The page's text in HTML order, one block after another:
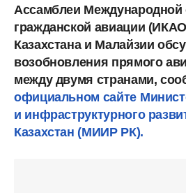
Ассамблеи Международной
гражданской авиации
Казахстана и Малайзии
возобновления прямого
между двумя странами,
официальном сайте
и инфраструктурного
Казахстан (МИИР РК).